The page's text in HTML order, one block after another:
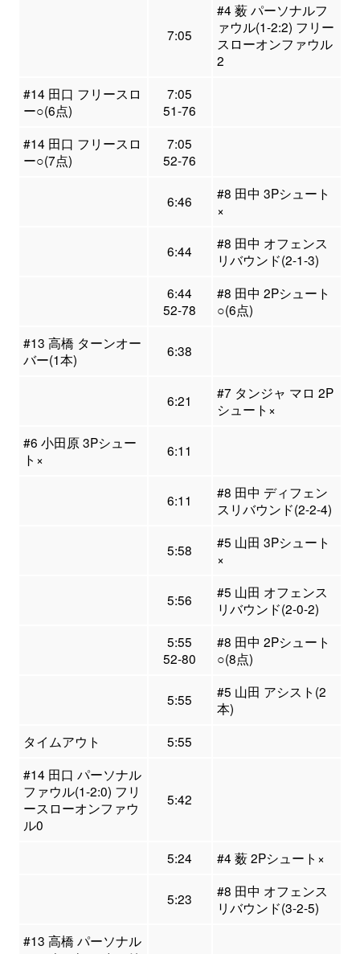
7:05
#4 薮 パーソナルフ
ァウル(1-2:2) フリー
スローオンファウル
2
#14 田口 フリースロ
ー○(6点)
7:05
51-76
#14 田口 フリースロ
ー○(7点)
7:05
52-76
6:46
#8 田中 3Pシュート
×
6:44
#8 田中 オフェンス
リバウンド(2-1-3)
6:44
52-78
#8 田中 2Pシュート
○(6点)
#13 高橋 ターンオー
バー(1本)
6:38
6:21
#7 タンジャ マロ 2P
シュート×
#6 小田原 3Pシュー
ト×
6:11
6:11
#8 田中 ディフェン
スリバウンド(2-2-4)
5:58
#5 山田 3Pシュート
×
5:56
#5 山田 オフェンス
リバウンド(2-0-2)
5:55
52-80
#8 田中 2Pシュート
○(8点)
5:55
#5 山田 アシスト(2
本)
タイムアウト
5:55
#14 田口 パーソナル
ファウル(1-2:0) フリ
ースローオンファウ
ル0
5:42
5:24 #4 薮 2Pシュート×
5:23
#8 田中 オフェンス
リバウンド(3-2-5)
#13 高橋 パーソナル